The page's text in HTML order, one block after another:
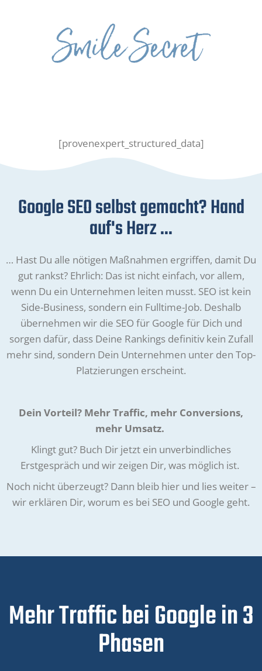
[provenexpert_structured_data]
Google SEO selbst gemacht? Hand
auf's Herz ...
… Hast Du alle nötigen Maßnahmen ergriffen, damit Du
gut rankst? Ehrlich: Das ist nicht einfach, vor allem,
wenn Du ein Unternehmen leiten musst. SEO ist kein
Side-Business, sondern ein Fulltime-Job. Deshalb
übernehmen wir die SEO für Google für Dich und
sorgen dafür, dass Deine Rankings definitiv kein Zufall
mehr sind, sondern Dein Unternehmen unter den Top-
Platzierungen erscheint.
Dein Vorteil? Mehr Traffic, mehr Conversions,
mehr Umsatz.
Klingt gut? Buch Dir jetzt ein unverbindliches
Erstgespräch und wir zeigen Dir, was möglich ist.
Noch nicht überzeugt? Dann bleib hier und lies weiter –
wir erklären Dir, worum es bei SEO und Google geht.
Mehr Traffic bei Google in 3
Phasen